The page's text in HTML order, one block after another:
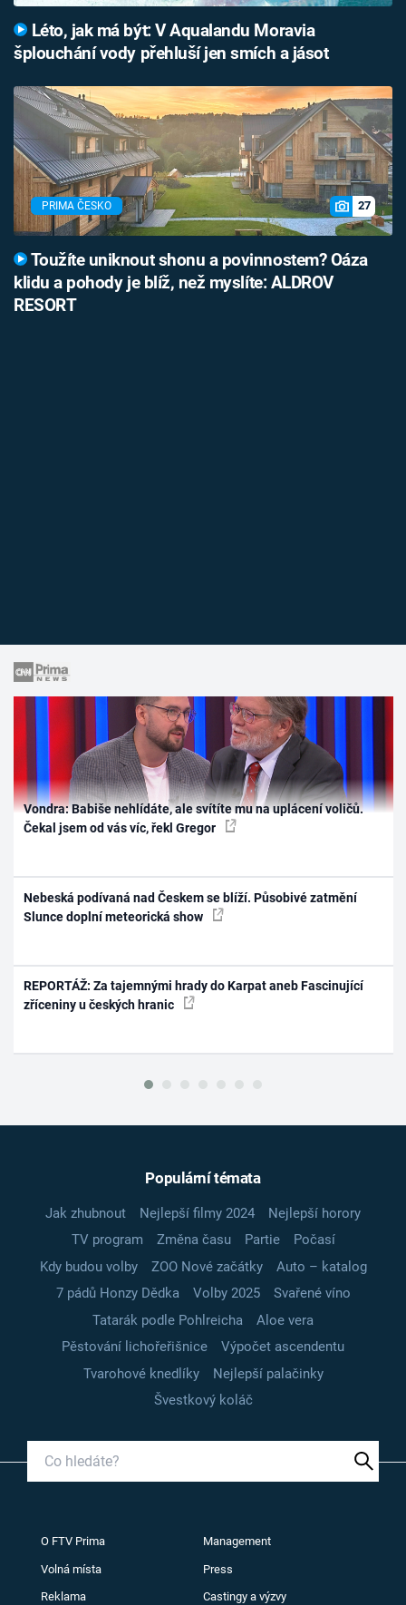
Léto, jak má být: V Aqualandu Moravia
šplouchání vody přehluší jen smích a jásot
PRIMA ČESKO 27
Toužíte uniknout shonu a povinnostem? Oáza
klidu a pohody je blíž, než myslíte: ALDROV
RESORT
Vondra: Babiše nehlídáte, ale svítíte mu na uplácení voličů.
Čekal jsem od vás víc, řekl Gregor
Nebeská podívaná nad Českem se blíží. Působivé zatmění
Slunce doplní meteorická show
REPORTÁŽ: Za tajemnými hrady do Karpat aneb Fascinující
zříceniny u českých hranic
Populární témata
Jak zhubnout Nejlepší filmy 2024
Nejlepší horory
TV program
Změna času Partie
Počasí
Kdy budou volby
ZOO Nové začátky
Auto – katalog
7 pádů Honzy Dědka
Volby 2025
Svařené víno
Tatarák podle Pohlreicha
Aloe vera
Pěstování lichořeřišnice
Výpočet ascendentu
Tvarohové knedlíky
Nejlepší palačinky
Švestkový koláč
O FTV Prima Management
Volná místa Press
Reklama Castingy a výzvy